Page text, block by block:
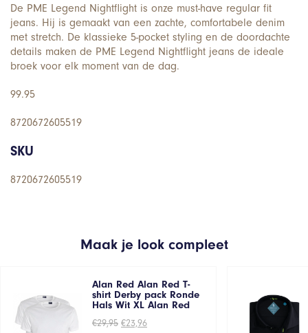
De PME Legend Nightflight is onze must-have regular fit
jeans. Hij is gemaakt van een zachte, comfortabele denim
met stretch. De klassieke 5-pocket styling en de doordachte
details maken de PME Legend Nightflight jeans de ideale
broek voor elk moment van de dag.
99.95
8720672605519
SKU
8720672605519
Maak je look compleet
Alan Red Alan Red T-
shirt Derby pack Ronde
Hals Wit XL Alan Red
€29,95 Oorspronkelijke
€23,96Huidige